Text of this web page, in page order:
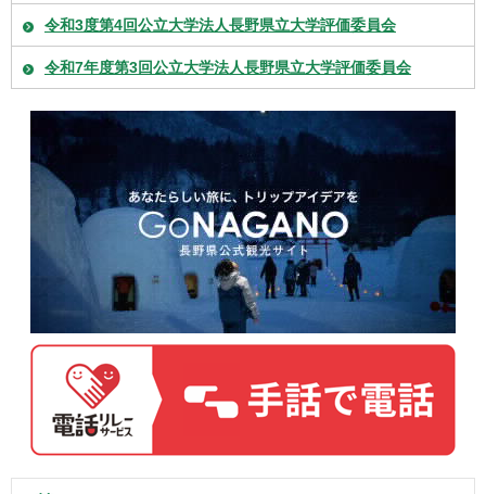
令和3度第4回公立大学法人長野県立大学評価委員会
令和7年度第3回公立大学法人長野県立大学評価委員会